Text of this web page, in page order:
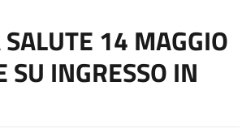
14 MAGGIO
INGRESSO IN